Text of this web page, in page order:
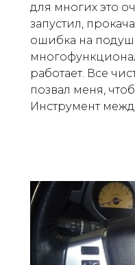
для многих это
запустил,
ошибка на
работает. Все
позвал меня,
Инструмент